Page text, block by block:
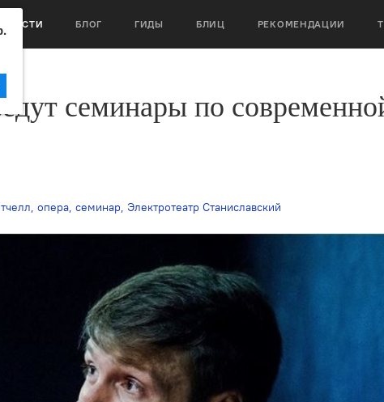
БЛОГ ГИДЫ БЛИЦ РЕКОМЕНДАЦИИ
семинары по
, опера, семинар, Электротеатр Станиславский